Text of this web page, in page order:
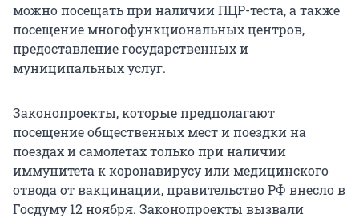
можно посещать при наличии ПЦР-теста, а также
посещение многофункциональных центров,
предоставление государственных и
муниципальных услуг.
Законопроекты, которые предполагают
посещение общественных мест и поездки на
поездах и самолетах только при наличии
иммунитета к коронавирусу или медицинского
отвода от вакцинации, правительство РФ внесло в
Госдуму 12 ноября. Законопроекты вызвали